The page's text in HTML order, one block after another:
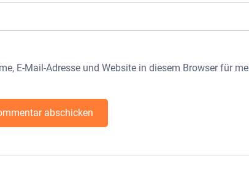
E-Mail-Adresse und Website in diesem Browser für